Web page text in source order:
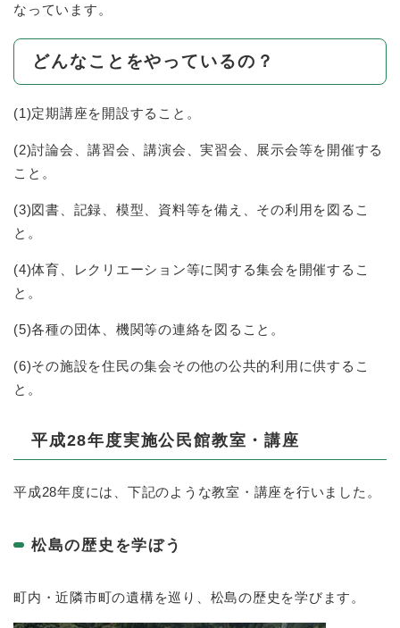
なっています。
どんなことをやっているの？
(1)定期講座を開設すること。
(2)討論会、講習会、講演会、実習会、展示会等を開催する
こと。
(3)図書、記録、模型、資料等を備え、その利用を図るこ
と。
(4)体育、レクリエーション等に関する集会を開催するこ
と。
(5)各種の団体、機関等の連絡を図ること。
(6)その施設を住民の集会その他の公共的利用に供するこ
と。
平成28年度実施公民館教室・講座
平成28年度には、下記のような教室・講座を行いました。
松島の歴史を学ぼう
町内・近隣市町の遺構を巡り、松島の歴史を学びます。